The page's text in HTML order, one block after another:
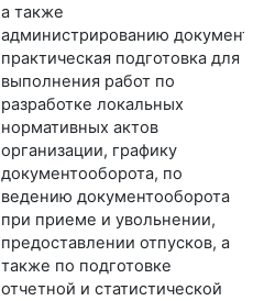
а также
администрированию
практическая подготовка для
выполнения работ по
разработке локальных
нормативных актов
организации, графику
документооборота, по
ведению документооборота
при приеме и увольнении,
предоставлении отпусков, а
также по подготовке
отчетной и статистической